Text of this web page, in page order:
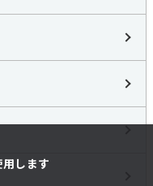
します